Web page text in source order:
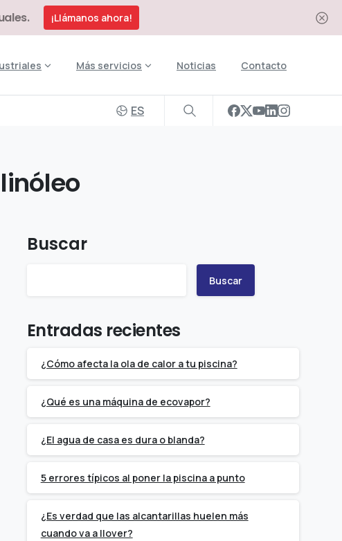
¡Llámanos ahora!
Más servicios Noticias Contacto
ES
linóleo
Buscar
Buscar
Entradas recientes
¿Cómo afecta la ola de calor a tu piscina?
¿Qué es una máquina de ecovapor?
¿El agua de casa es dura o blanda?
5 errores típicos al poner la piscina a punto
¿Es verdad que las alcantarillas huelen más
cuando va a llover?